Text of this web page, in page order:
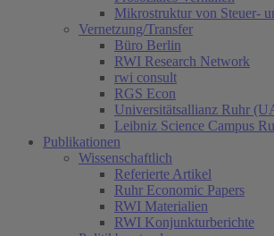
Mikrostruktur von Steuer-
Vernetzung/Transfer
Büro Berlin
RWI Research Network
rwi consult
RGS Econ
Universitätsallianz Ruhr
Leibniz Science Campus
Publikationen
Wissenschaftlich
Referierte Artikel
Ruhr Economic Papers
RWI Materialien
RWI Konjunkturberichte